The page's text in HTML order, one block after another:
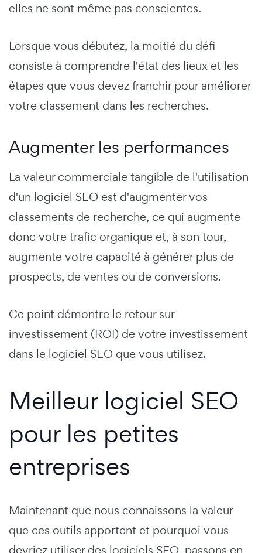
elles ne sont même pas conscientes.
Lorsque vous débutez, la moitié du défi
consiste à comprendre l'état des lieux et les
étapes que vous devez franchir pour améliorer
votre classement dans les recherches.
Augmenter les performances
La valeur commerciale tangible de l'utilisation
d'un logiciel SEO est d'augmenter vos
classements de recherche, ce qui augmente
donc votre trafic organique et, à son tour,
augmente votre capacité à générer plus de
prospects, de ventes ou de conversions.
Ce point démontre le retour sur
investissement (ROI) de votre investissement
dans le logiciel SEO que vous utilisez.
Meilleur logiciel SEO
pour les petites
entreprises
Maintenant que nous connaissons la valeur
que ces outils apportent et pourquoi vous